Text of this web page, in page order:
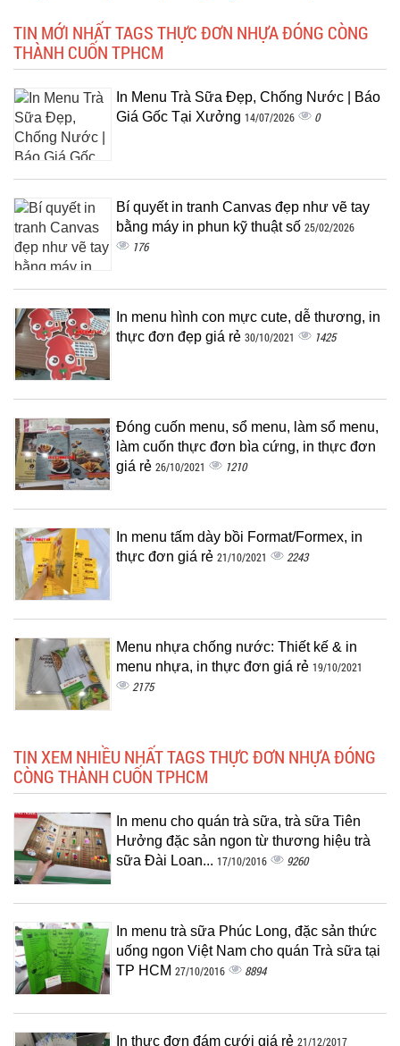
TIN MỚI NHẤT TAGS THỰC ĐƠN NHỰA ĐÓNG CÒNG
THÀNH CUỐN TPHCM
In Menu Trà Sữa Đẹp, Chống Nước | Báo
Giá Gốc Tại Xưởng 14/07/2026 0
Bí quyết in tranh Canvas đẹp như vẽ tay
bằng máy in phun kỹ thuật số 25/02/2026
176
In menu hình con mực cute, dễ thương, in
thực đơn đẹp giá rẻ 30/10/2021 1425
Đóng cuốn menu, sổ menu, làm sổ menu,
làm cuốn thực đơn bìa cứng, in thực đơn
giá rẻ 26/10/2021 1210
In menu tấm dày bồi Format/Formex, in
thực đơn giá rẻ 21/10/2021 2243
Menu nhựa chống nước: Thiết kế & in
menu nhựa, in thực đơn giá rẻ 19/10/2021
2175
TIN XEM NHIỀU NHẤT TAGS THỰC ĐƠN NHỰA ĐÓNG
CÒNG THÀNH CUỐN TPHCM
In menu cho quán trà sữa, trà sữa Tiên
Hưởng đặc sản ngon từ thương hiệu trà
sữa Đài Loan... 17/10/2016 9260
In menu trà sữa Phúc Long, đặc sản thức
uống ngon Việt Nam cho quán Trà sữa tại
TP HCM 27/10/2016 8894
In thực đơn đám cưới giá rẻ 21/12/2017